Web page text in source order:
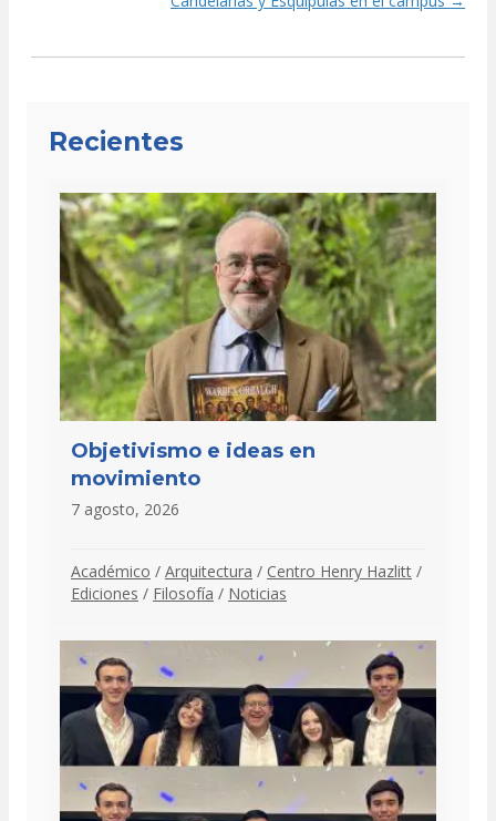
navigation
Recientes
Objetivismo e ideas en
movimiento
7 agosto, 2026
Académico / Arquitectura / Centro Henry Hazlitt /
Ediciones / Filosofía / Noticias